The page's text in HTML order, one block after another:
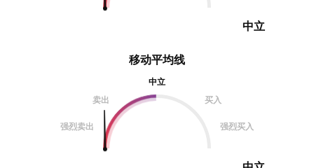
中立
移动平均线
中立
卖出
买入
强烈卖出 强烈买入